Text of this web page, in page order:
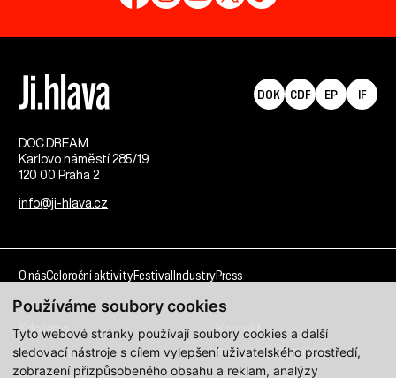
Používáme soubory cookies
Tyto webové stránky používají soubory cookies a další
sledovací nástroje s cílem vylepšení uživatelského prostředí,
zobrazení přizpůsobeného obsahu a reklam, analýzy
DOC.DREAM​
Karlovo náměstí 285/19
120 00 Praha 2
info@ji-hlava.cz
DOK CDF EP IF
O násCeloroční aktivityFestival IndustryPress
Kdo jsme
Kontakt
Partnerství
Pracovní příležitosti